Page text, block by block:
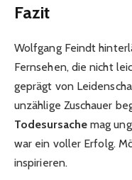
Fazit
Wolfgang Feindt
Fernsehen, die nicht
geprägt von
unzählige Zuschauer
Todesursachemag
war ein voller Erfolg.
inspirieren.